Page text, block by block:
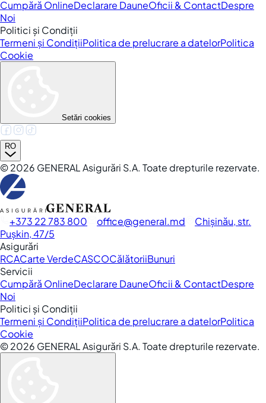
Cumpără OnlineDeclarare DauneOficii & ContactDespre
Noi
Politici și Condiții
Termeni și CondițiiPolitica de prelucrare a datelorPolitica
Cookie
Setări cookies
RO
©2026 GENERAL Asigurări S.A. Toate drepturile rezervate.
+373 22 783 800 office general.md
Chișinău, str.
Pușkin, 47/5
Asigurări
RCACarte VerdeCASCOCălătoriiBunuri
Servicii
Cumpără OnlineDeclarare DauneOficii & ContactDespre
Noi
Politici și Condiții
Termeni și CondițiiPolitica de prelucrare a datelorPolitica
Cookie
©2026 GENERAL Asigurări S.A. Toate drepturile rezervate.